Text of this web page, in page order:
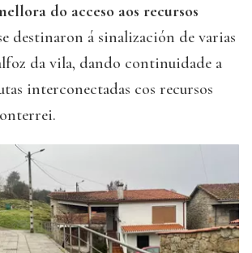
do acceso aos recursos
destinaron á sinalización de varias
da vila, dando continuidade a
interconectadas cos recursos